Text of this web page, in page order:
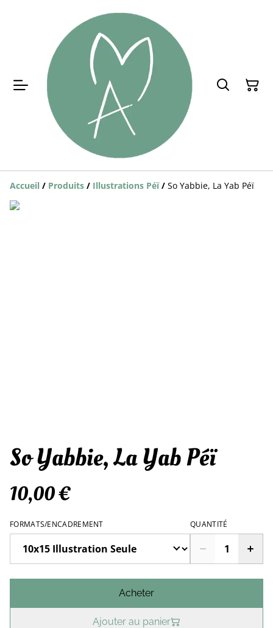
Accueil / Produits / Illustrations Péï / So Yabbie, La Yab Péï
So Yabbie, La Yab Péï
10,00 €
FORMATS/ENCADREMENT QUANTITÉ
Acheter
Ajouter au panier